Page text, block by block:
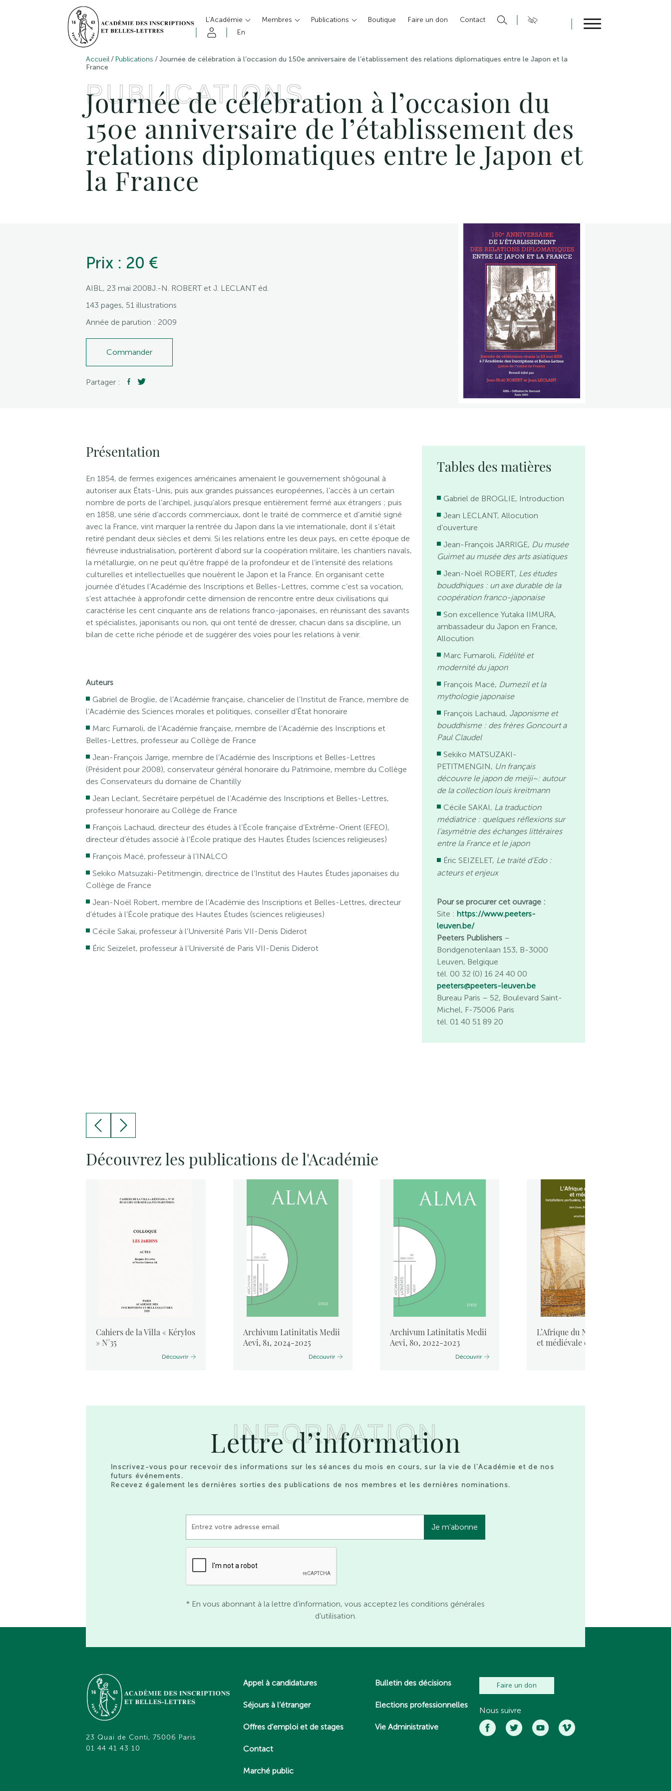
L’Académie Membres Publications Boutique Faire un don
Contact
En
Accueil / Publications /Journée de célébration à l’occasion du 150e anniversaire de l’établissement des relations diplomatiques entre le Japon et la
France
PUBLICATIONS
Journée de célébration à l’occasion du
150e anniversaire de l’établissement des
relations diplomatiques entre le Japon et
la France
Prix : 20 €
AIBL, 23 mai 2008J.-N. ROBERT et J. LECLANT éd.
143 pages, 51 illustrations
Année de parution : 2009
Commander
Partager :
Présentation
En 1854, de fermes exigences américaines amenaient le gouvernement shôgounal à
autoriser aux États-Unis, puis aux grandes puissances européennes, l’accès à un certain
nombre de ports de l’archipel, jusqu’alors presque entièrement fermé aux étrangers ; puis
en 1858, une série d’accords commerciaux, dont le traité de commerce et d’amitié signé
avec la France, vint marquer la rentrée du Japon dans la vie internationale, dont il s’était
retiré pendant deux siècles et demi. Si les relations entre les deux pays, en cette époque de
fiévreuse industrialisation, portèrent d’abord sur la coopération militaire, les chantiers navals,
la métallurgie, on ne peut qu’être frappé de la profondeur et de l’intensité des relations
culturelles et intellectuelles que nouèrent le Japon et la France. En organisant cette
journée d’études l’Académie des Inscriptions et Belles-Lettres, comme c’est sa vocation,
s’est attachée à approfondir cette dimension de rencontre entre deux civilisations qui
caractérise les cent cinquante ans de relations franco-japonaises, en réunissant des savants
et spécialistes, japonisants ou non, qui ont tenté de dresser, chacun dans sa discipline, un
bilan de cette riche période et de suggérer des voies pour les relations à venir.
Auteurs
Gabriel de Broglie, de l’Académie française, chancelier de l’Institut de France, membre de
l’Académie des Sciences morales et politiques, conseiller d’État honoraire
Marc Fumaroli, de l’Académie française, membre de l’Académie des Inscriptions et
Belles-Lettres, professeur au Collège de France
Jean-François Jarrige, membre de l’Académie des Inscriptions et Belles-Lettres
(Président pour 2008), conservateur général honoraire du Patrimoine, membre du Collège
des Conservateurs du domaine de Chantilly
Jean Leclant, Secrétaire perpétuel de l’Académie des Inscriptions et Belles-Lettres,
professeur honoraire au Collège de France
François Lachaud, directeur des études à l’École française d’Extrême-Orient (EFEO),
directeur d’études associé à l’École pratique des Hautes Études (sciences religieuses)
François Macé, professeur à l’INALCO
Sekiko Matsuzaki-Petitmengin, directrice de l’Institut des Hautes Études japonaises du
Collège de France
Jean-Noël Robert, membre de l’Académie des Inscriptions et Belles-Lettres, directeur
d’études à l’École pratique des Hautes Études (sciences religieuses)
Cécile Sakai, professeur à l’Université Paris VII-Denis Diderot
Éric Seizelet, professeur à l’Université de Paris VII-Denis Diderot
Tables des matières
Gabriel de BROGLIE, Introduction
Jean LECLANT, Allocution
d’ouverture
Jean-François JARRIGE, Du musée
Guimet au musée des arts asiatiques
Jean-Noël ROBERT, Les études
bouddhiques : un axe durable de la
coopération franco-japonaise
Son excellence Yutaka IIMURA,
ambassadeur du Japon en France,
Allocution
Marc Fumaroli, Fidélité et
modernité du japon
François Macé, Dumezil et la
mythologie japonaise
François Lachaud, Japonisme et
bouddhisme : des frères Goncourt a
Paul Claudel
Sekiko MATSUZAKI-
PETITMENGIN, Un français
découvre le japon de meiji~: autour
de la collection louis kreitmann
Cécile SAKAI, La traduction
médiatrice : quelques réflexions sur
l’asymétrie des échanges littéraires
entre la France et le japon
Éric SEIZELET, Le traité d’Edo :
acteurs et enjeux
Pour se procurer cet ouvrage :
Site :https://www.peeters-
leuven.be/
Peeters Publishers –
Bondgenotenlaan 153, B-3000
Leuven, Belgique
tél. 00 32 (0) 16 24 40 00
peeters@peeters-leuven.be
Bureau Paris – 52, Boulevard Saint-
Michel, F-75006 Paris
tél. 01 40 51 89 20
Découvrez les publications de l'Académie
Cahiers de la Villa « Kérylos
» N°35
Découvrir
Archivum Latinitatis Medii
Aevi, 81, 2024-2025
Découvrir
Archivum Latinitatis Medii
Aevi, 80, 2022-2023
Découvrir
L’Afrique du Nord antique
et médiévale et la mer. ...
INFORMATION
Lettre d’information
Inscrivez-vous pour recevoir des informations sur les séances du mois en cours, sur la vie de l’Académie et de nos
futurs événements.
Recevez également les dernières sorties des publications de nos membres et les dernières nominations.
* En vous abonnant à la lettre d’information, vous acceptez les conditions générales
d’utilisation.
23 Quai de Conti, 75006 Paris
01 44 41 43 10
Appel à candidatures
Séjours à l’étranger
Offres d’emploi et de stages
Contact
Marché public
Bulletin des décisions
Elections professionnelles
Vie Administrative
Faire un don
Nous suivre